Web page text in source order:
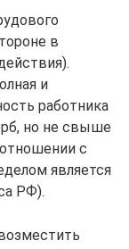
в
и
работника
но не свыше
с
является
РФ).